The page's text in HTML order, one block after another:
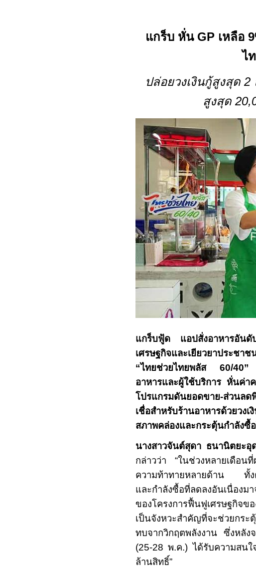
แกร็บ หั่น GP เหลือ
ไ
ปล่อยวงเงินกู้สูงสุด 2
สูงสุด
แกร็บฟู้ด แอปสั่งอาหารอันดั
เศรษฐกิจและเยียวยาประชา
“ไทยช่วยไทยพลัส 60/
อาหารและผู้ใช้บริการ หั่นค่
โปรแกรมดันยอดขาย-ส่วนล
เชื่อสำหรับร้านอาหารด้วยวงเ
สภาพคล่องและกระตุ้นกำลังซื้
นางสาวจันต์สุดา ธนานิตยะอุ
กล่าวว่า “ในช่วงหลายเดือน
ความท้าทายหลายด้าน ทั้งต้
และกำลังซื้อที่ลดลงอันเนื่องม
ของโครงการฟื้นฟูเศรษฐกิจขอ
เป็นจังหวะสำคัญที่จะช่วยกระ
ทบจากวิกฤตพลังงาน ซึ่งหลัง
(25-28พ.ค.) ได้รับความสนใ
ล้านสิทธิ์”